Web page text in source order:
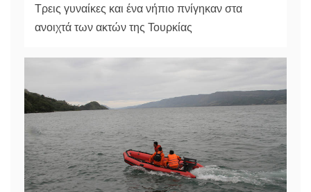
Τρεις γυναίκες και ένα νήπιο πνίγηκαν στα
ανοιχτά των ακτών της Τουρκίας